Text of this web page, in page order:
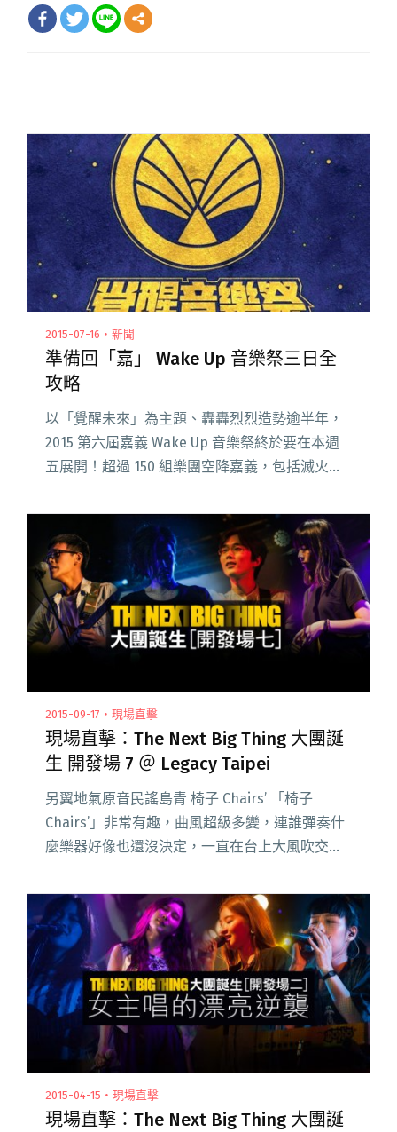
2015-07-16・新聞
準備回「嘉」 Wake Up 音樂祭三日全
攻略
以「覺醒未來」為主題、轟轟烈烈造勢逾半年，
2015 第六屆嘉義 Wake Up 音樂祭終於要在本週
五展開！超過 150 組樂團空降嘉義，包括滅火
器、濁水溪公社、四分衛、鬍鬚女、東尼大木 &
Tony Band…̷閱讀全文 "準備回「嘉」 Wake Up
音樂祭三日全攻略"
2015-09-17・現場直擊
現場直擊：The Next Big Thing 大團誕
生 開發場 7 ＠ Legacy Taipei
另翼地氣原音民謠島青 椅子 Chairs’ 「椅子
Chairs’」非常有趣，曲風超級多變，連誰彈奏什
麼樂器好像也還沒決定，一直在台上大風吹交換
樂器，代表他們所有人都是全才。他們以民謠為
基底，偶爾帶你到 1970 年代的加州，偶爾到半夜
失眠閱讀全文 "現場直擊：The Next Big Thing
大團誕生 開發場 7 ＠ Legacy Taipei"
2015-04-15・現場直擊
現場直擊：The Next Big Thing 大團誕